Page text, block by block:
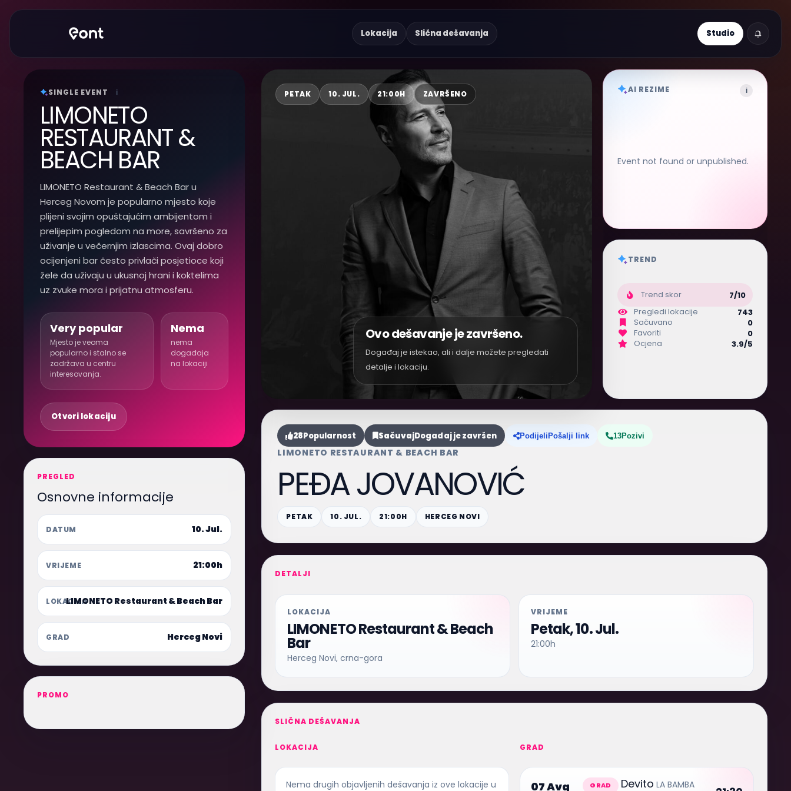
Lokacija Slična dešavanja Studio
SINGLE EVENT i
LIMONETO
RESTAURANT &
BEACH BAR
LIMONETO Restaurant & Beach Bar u
Herceg Novom je popularno mjesto koje
plijeni svojim opuštajućim ambijentom i
prelijepim pogledom na more, savršeno za
uživanje u večernjim izlascima. Ovaj dobro
ocijenjeni bar često privlači posjetioce koji
žele da uživaju u ukusnoj hrani i koktelima
uz zvuke mora i prijatnu atmosferu.
Very popular
Mjesto je veoma
popularno i stalno se
zadržava u centru
interesovanja.
Nema
nema
događaja
na lokaciji
Otvori lokaciju
PREGLED
Osnovne informacije
DATUM 10. Jul.
VRIJEME 21:00h
LOKACIJALIMONETO Restaurant & Beach Bar
GRAD Herceg Novi
PROMO
PETAK 10. JUL. 21:00H ZAVRŠENO
Ovo dešavanje je završeno.
Događaj je istekao, ali i dalje možete pregledati
detalje i lokaciju.
AI REZIME i
Event not found or unpublished.
TREND
Trend skor
7/10
Pregledi lokacije
743
Sačuvano
0
Favoriti
0
Ocjena
3.9/5
28Popularnost SačuvajDogađaj je završen PodijeliPošalji link 13Pozivi
LIMONETO RESTAURANT & BEACH BAR
PEĐA JOVANOVIĆ
PETAK 10. JUL. 21:00H HERCEG NOVI
DETALJI
LOKACIJA
LIMONETO Restaurant & Beach
Bar
Herceg Novi, crna-gora
VRIJEME
Petak, 10. Jul.
21:00h
SLIČNA DEŠAVANJA
LOKACIJA
Nema drugih objavljenih dešavanja iz ove lokacije u
GRAD
07 Avg GRAD Devito LA BAMBA